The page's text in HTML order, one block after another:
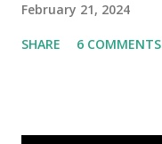
February 21, 2024
SHARE 6 COMMENTS